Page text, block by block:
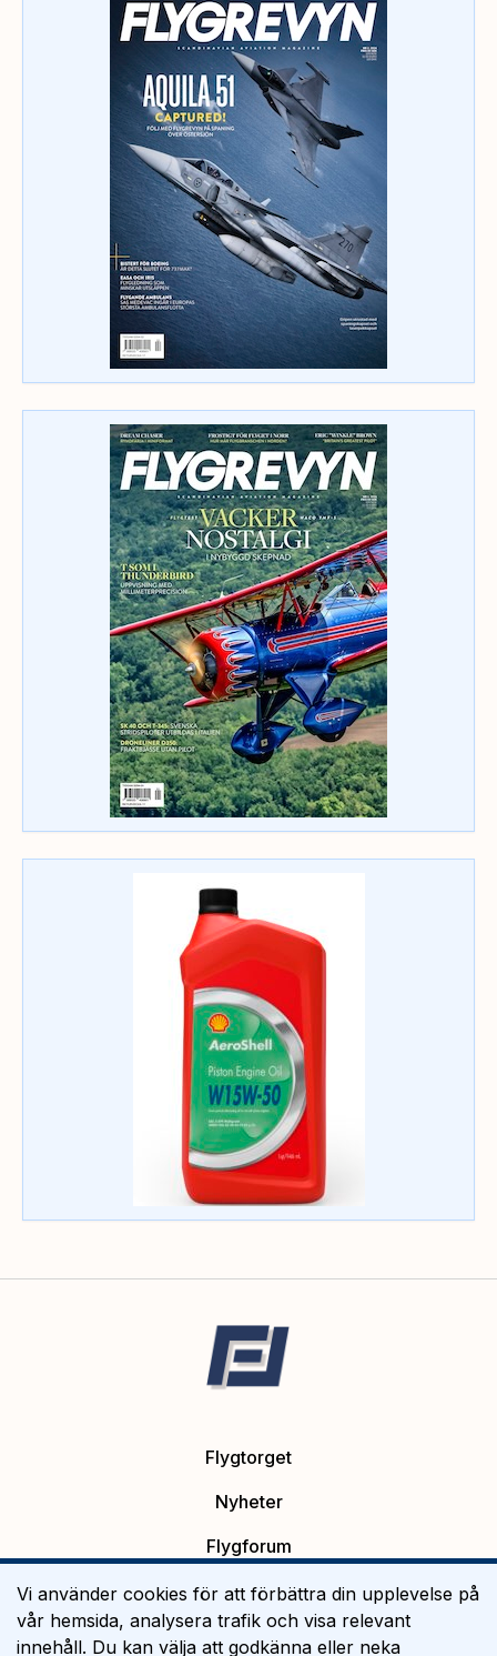
Flygtorget
Nyheter
Flygforum
Platsannonser
Flygutbildning
Vi använder cookies för att förbättra din upplevelse på
vår hemsida, analysera trafik och visa relevant
innehåll. Du kan välja att godkänna eller neka